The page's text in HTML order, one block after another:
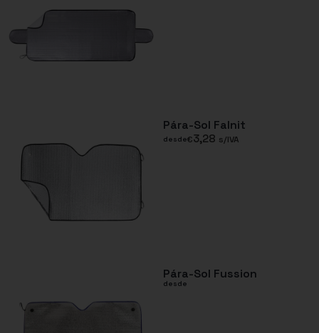
Pára-Sol Falnit
desde€3,28 s/IVA
Pára-Sol Fussion
desde